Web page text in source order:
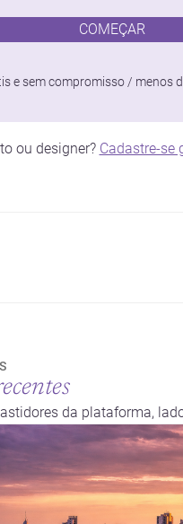
COMEÇAR
e sem compromisso / menos
ou designer? Cadastre-se
da plataforma,